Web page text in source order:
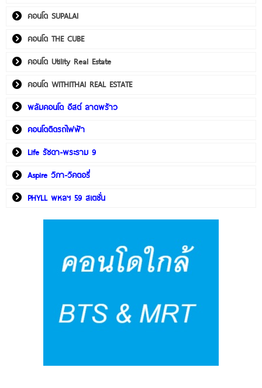
คอนโด SUPALAI
คอนโด THE CUBE
คอนโด Utility Real Estate
คอนโด WITHITHAI REAL ESTATE
พลัมคอนโด อีสต์ ลาดพร้าว
คอนโดติดรถไฟฟ้า
Life รัชดา-พระราม 9
Aspire วิภา-วิคตอรี่
PHYLL พหลฯ 59 สเตชั่น